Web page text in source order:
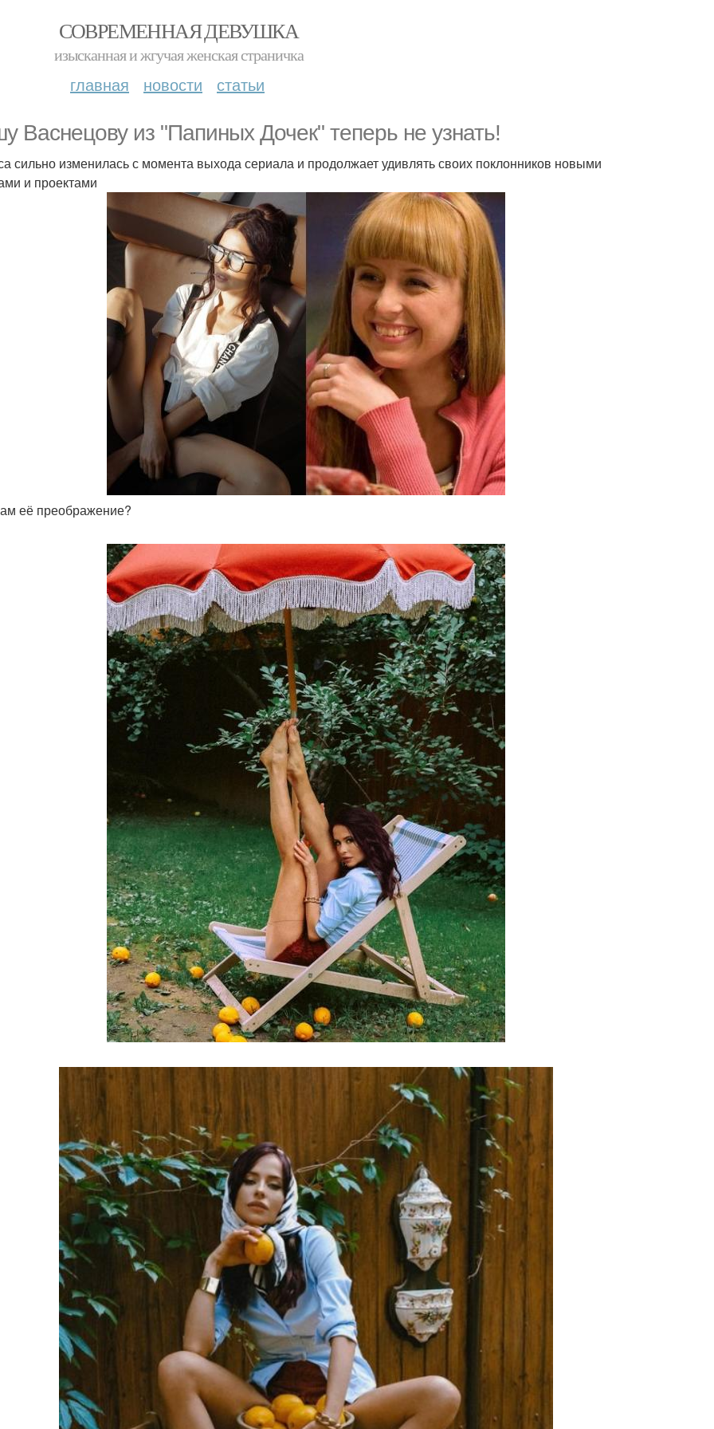
СОВРЕМЕННАЯ ДЕВУШКА
изысканная и жгучая женская страничка
главная новости статьи
Васнецову из "Папиных Дочек" теперь не узнать!
сильно изменилась с момента выхода сериала и продолжает удивлять своих поклонников новыми
и проектами
её преображение?